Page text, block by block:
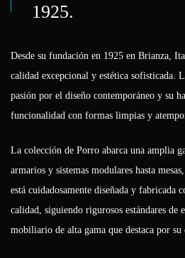
1925.
Desde su fundación en 1925 en Brianza,
calidad excepcional y estética sofisticada.
pasión por el diseño contemporáneo y su
funcionalidad con formas limpias y
La colección de Porro abarca una amplia
armarios y sistemas modulares hasta
está cuidadosamente diseñada y fabricada
calidad, siguiendo rigurosos estándares de
mobiliario de alta gama que destaca por su